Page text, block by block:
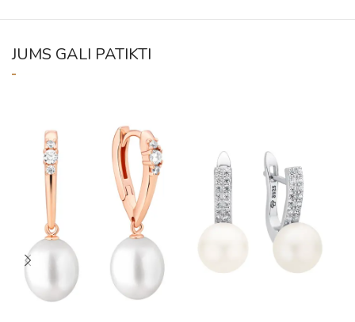
JUMS GALI PATIKTI